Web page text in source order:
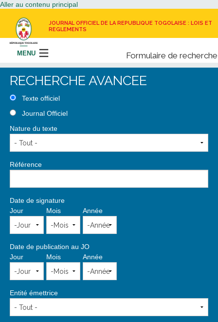
Aller au contenu principal
JOURNAL OFFICIEL DE LA REPUBLIQUE TOGOLAISE : LOIS ET
REGLEMENTS
Formulaire de recherche
Rechercher
MENU
LE JOURNAL OFFICIEL
RECEVOIR LE JOURNAL OFFICIEL
NOUS CONTACTER
RECHERCHE AVANCEE
Texte officiel
Journal Officiel
Nature du texte
Référence
Date de signature
Jour
Mois Année
Date de publication au JO
Jour
Mois Année
Entité émettrice